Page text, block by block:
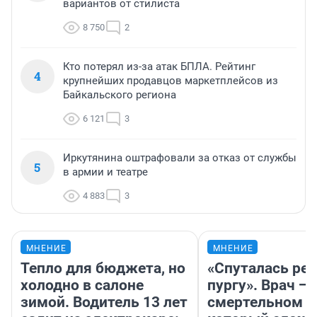
вариантов от стилиста
8 750 2
4
Кто потерял из-за атак БПЛА. Рейтинг
крупнейших продавцов маркетплейсов из
Байкальского региона
6 121 3
5
Иркутянина оштрафовали за отказ от службы
в армии и театре
4 883 3
МНЕНИЕ
Тепло для бюджета, но
холодно в салоне
зимой. Водитель 13 лет
МНЕНИЕ
«Спуталась
пургу». Врач —
смертельном